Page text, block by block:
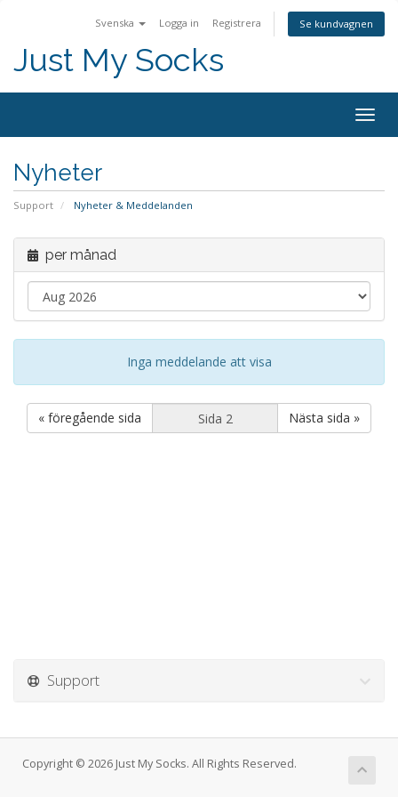
Svenska Logga in Registrera Se kundvagnen
Just My Socks
Nyheter
Support Nyheter & Meddelanden
per månad
Inga meddelande att visa
« föregående sida Nästa sida »
Support
Copyright © 2026 Just My Socks. All Rights Reserved.